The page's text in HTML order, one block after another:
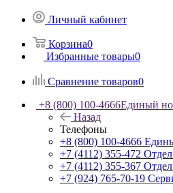
Личный кабинет
Корзина0
Избранные товары0
Сравнение товаров0
+8 (800) 100-4666Единый
Назад
Телефоны
+8 (800) 100-4666
+7 (4112) 355-472
+7 (4112) 355-367
+7 (924) 765-70-19